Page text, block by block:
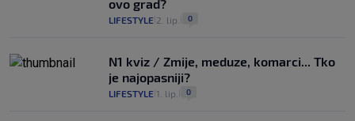
ovo grad?
LIFESTYLE 2. lip. 0
N1 kviz / Zmije, meduze, komarci... Tko
je najopasniji?
LIFESTYLE 1. lip. 0